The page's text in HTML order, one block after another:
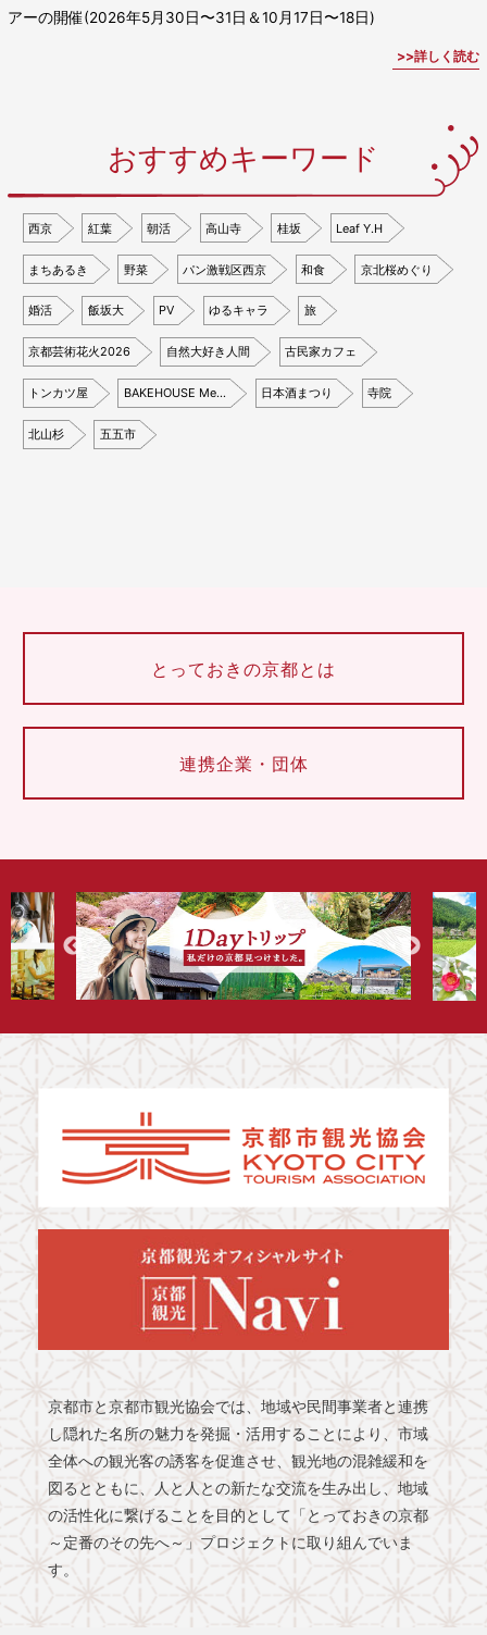
アーの開催(2026年5月30日〜31日＆10月17日〜18日)
詳しく読む
おすすめキーワード
西京 紅葉 朝活 高山寺 桂坂 Leaf Y.H
まちあるき 野菜 パン激戦区西京 和食 京北桜めぐり
婚活 飯坂大 PV ゆるキャラ 旅
京都芸術花火2026 自然大好き人間 古民家カフェ
トンカツ屋 BAKEHOUSE Me… 日本酒まつり 寺院
北山杉 五五市
とっておきの京都とは
連携企業・団体
京都市と京都市観光協会では、地域や民間事業者と連携
し隠れた名所の魅力を発掘・活用することにより、市域
全体への観光客の誘客を促進させ、観光地の混雑緩和を
図るとともに、人と人との新たな交流を生み出し、地域
の活性化に繋げることを目的として「とっておきの京都
～定番のその先へ～」プロジェクトに取り組んでいま
す。